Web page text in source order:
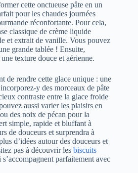
cette onctueuse pâte en un
pour les chaudes journées
réconfortante. Pour cela,
classique de crème liquide
et extrait de vanille. Vous pouvez
grande tablée ! Ensuite,
texture douce et aérienne.
de rendre cette glace unique : une
y des morceaux de pâte
contraste entre la glace froide
aussi varier les plaisirs en
des noix de pécan pour la
simple, rapide et bluffant à
de douceurs et surprendra à
d’idées autour des douceurs et
pas à découvrir les biscuits
s’accompagnent parfaitement avec